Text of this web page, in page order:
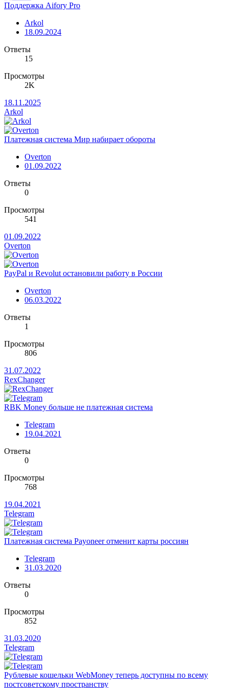
Поддержка Aifory Pro
Arkol
18.09.2024
Ответы
15
Просмотры
2K
18.11.2025
Arkol
Платежная система Мир набирает обороты
Overton
01.09.2022
Ответы
0
Просмотры
541
01.09.2022
Overton
PayPal и Revolut остановили работу в России
Overton
06.03.2022
Ответы
1
Просмотры
806
31.07.2022
RexChanger
RBK Money больше не платежная система
Telegram
19.04.2021
Ответы
0
Просмотры
768
19.04.2021
Telegram
Платежная система Payoneer отменит карты россиян
Telegram
31.03.2020
Ответы
0
Просмотры
852
31.03.2020
Telegram
Рублевые кошельки WebMoney теперь доступны по всему
постсоветскому пространству